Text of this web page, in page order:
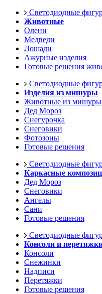
Светодиодные
Животные
Олени
Медведи
Лошади
Ажурные изделия
Готовые решения
Светодиодные
Изделия из мишуры
Животные из мишуры
Дед Мороз
Снегурочка
Снеговики
Фотозоны
Готовые решения
Светодиодные
Каркасные
Дед Мороз
Снеговики
Ангелы
Сани
Готовые решения
Светодиодные
Консоли и
Консоли
Снежинки
Надписи
Перетяжки
Готовые решения